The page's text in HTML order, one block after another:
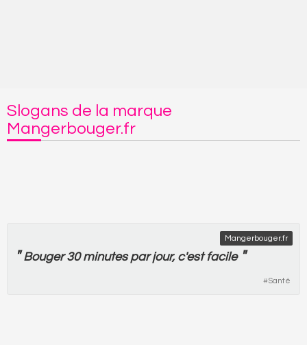
Slogans de la marque
Mangerbouger.fr
Mangerbouger.fr
" Bouger30minutes par jour, c'est facile "
#Santé